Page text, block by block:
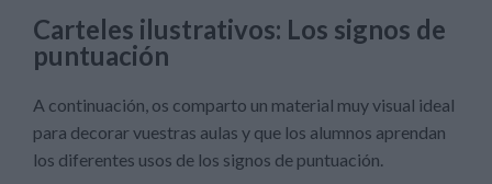
Carteles ilustrativos: Los signos de
puntuación
A continuación, os comparto un material muy visual ideal
para decorar vuestras aulas y que los alumnos aprendan
los diferentes usos de los signos de puntuación.